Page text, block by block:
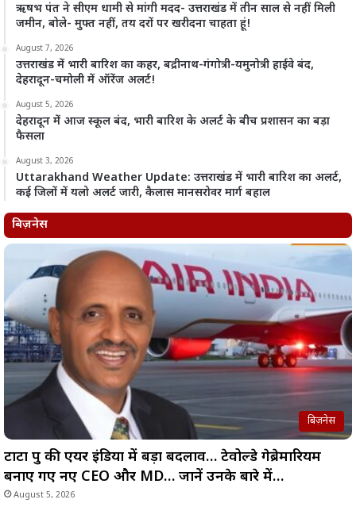
ऋषभ पंत ने सीएम धामी से मांगी मदद- उत्तराखंड में तीन साल से नहीं मिली
जमीन, बोले- मुफ्त नहीं, तय दरों पर खरीदना चाहता हूं!
August 7, 2026
उत्तराखंड में भारी बारिश का कहर, बद्रीनाथ-गंगोत्री-यमुनोत्री हाईवे बंद,
देहरादून-चमोली में ऑरेंज अलर्ट!
August 5, 2026
देहरादून में आज स्कूल बंद, भारी बारिश के अलर्ट के बीच प्रशासन का बड़ा
फैसला
August 3, 2026
Uttarakhand Weather Update: उत्तराखंड में भारी बारिश का अलर्ट,
कई जिलों में यलो अलर्ट जारी, कैलास मानसरोवर मार्ग बहाल
बिज़नेस
बिज़नेस
टाटा ग्रुप की एयर इंडिया में बड़ा बदलाव… टेवोल्डे गेब्रेमारियम
बनाए गए नए CEO और MD… जानें उनके बारे में…
August 5, 2026